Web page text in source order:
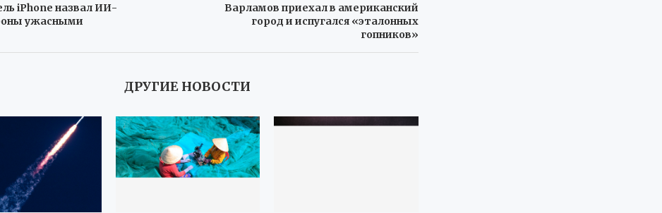
iPhone назвал ИИ-
ужасными
Варламов приехал в американский
город и испугался «эталонных
гопников»
ДРУГИЕ НОВОСТИ